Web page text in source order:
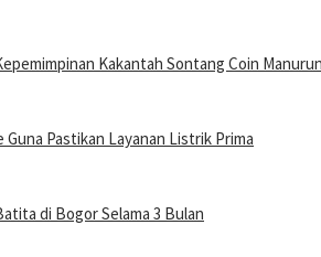
Kakantah Sontang Coin
Pastikan Layanan Listrik Prima
di Bogor Selama 3 Bulan